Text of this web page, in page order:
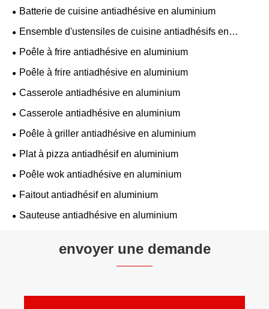
Batterie de cuisine antiadhésive en aluminium
Ensemble d'ustensiles de cuisine antiadhésifs en
aluminium
Poêle à frire antiadhésive en aluminium
Poêle à frire antiadhésive en aluminium
Casserole antiadhésive en aluminium
Casserole antiadhésive en aluminium
Poêle à griller antiadhésive en aluminium
Plat à pizza antiadhésif en aluminium
Poêle wok antiadhésive en aluminium
Faitout antiadhésif en aluminium
Sauteuse antiadhésive en aluminium
envoyer une demande